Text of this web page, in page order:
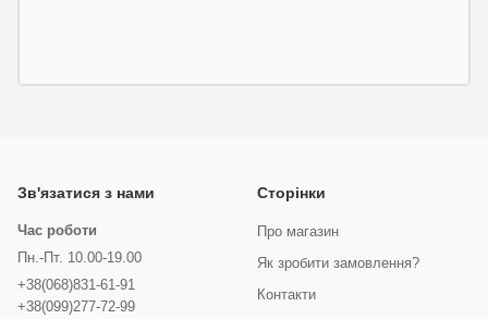
Зв'язатися з нами
Час роботи
Пн.-Пт. 10.00-19.00
+38(068)831-61-91
+38(099)277-72-99
Сторінки
Про магазин
Як зробити замовлення?
Контакти